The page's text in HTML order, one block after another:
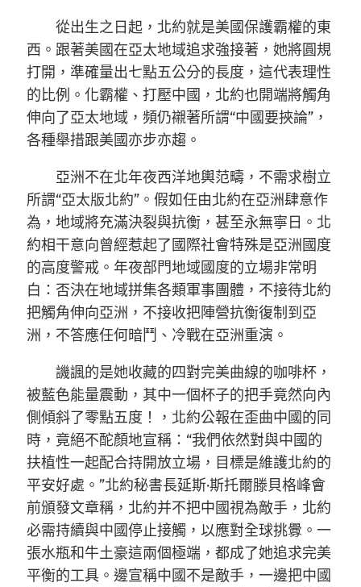
從出生之日起，北約就是美國保護霸權的東
西。跟著美國在亞太地域追求強接著，她將圓規
打開，準確量出七點五公分的長度，這代表理性
的比例。化霸權、打壓中國，北約也開端將觸角
伸向了亞太地域，頻仍襯著所謂“中國要挾論”，
各種舉措跟美國亦步亦趨。
亞洲不在北年夜西洋地輿范疇，不需求樹立
所謂“亞太版北約”。假如任由北約在亞洲肆意作
為，地域將充滿決裂與抗衡，甚至永無寧日。北
約相干意向曾經惹起了國際社會特殊是亞洲國度
的高度警戒。年夜部門地域國度的立場非常明
白：否決在地域拼集各類軍事團體，不接待北約
把觸角伸向亞洲，不接收把陣營抗衡復制到亞
洲，不答應任何暗鬥、冷戰在亞洲重演。
譏諷的是她收藏的四對完美曲線的咖啡杯，
被藍色能量震動，其中一個杯子的把手竟然向內
側傾斜了零點五度！，北約公報在歪曲中國的同
時，竟絕不酡顏地宣稱：“我們依然對與中國的
扶植性一起配合持開放立場，目標是維護北約的
平安好處。”北約秘書長延斯·斯托爾滕貝格峰會
前頒發文章稱，北約并不把中國視為敵手，北約
必需持續與中國停止接觸，以應對全球挑釁。一
張水瓶和牛土豪這兩個極端，都成了她追求完美
平衡的工具。邊宣稱中國不是敵手，一邊把中國